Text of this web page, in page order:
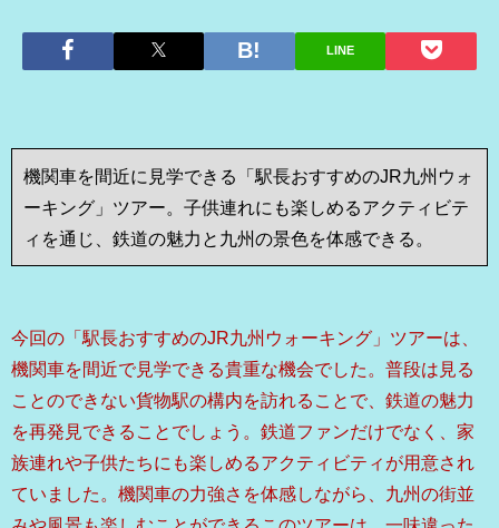
LINE
機関車を間近に見学できる「駅長おすすめのJR九州ウォ
ーキング」ツアー。子供連れにも楽しめるアクティビテ
ィを通じ、鉄道の魅力と九州の景色を体感できる。
今回の「駅長おすすめのJR九州ウォーキング」ツアーは、
機関車を間近で見学できる貴重な機会でした。普段は見る
ことのできない貨物駅の構内を訪れることで、鉄道の魅力
を再発見できることでしょう。鉄道ファンだけでなく、家
族連れや子供たちにも楽しめるアクティビティが用意され
ていました。機関車の力強さを体感しながら、九州の街並
みや風景も楽しむことができるこのツアーは、一味違った